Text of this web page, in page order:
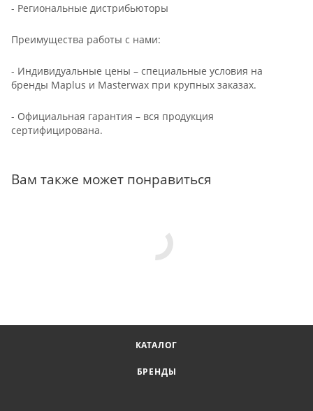
- Региональные дистрибьюторы
Преимущества работы с нами:
- Индивидуальные цены – специальные условия на
бренды Maplus и Masterwax при крупных заказах.
- Официальная гарантия – вся продукция
сертифицирована.
Вам также может понравиться
КАТАЛОГ
БРЕНДЫ